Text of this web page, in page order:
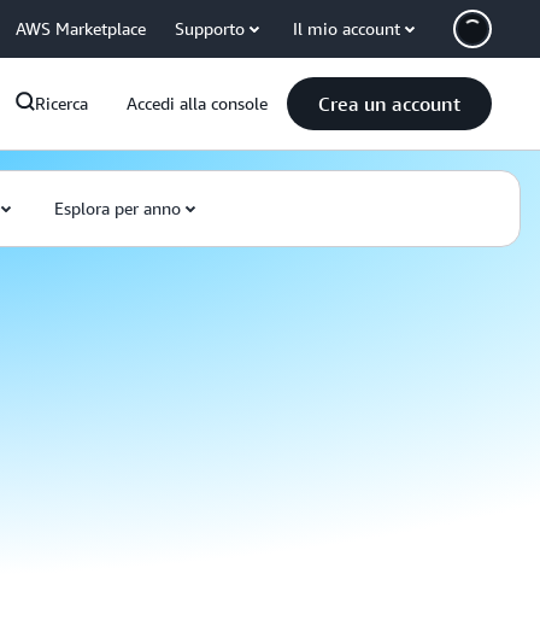
AWS Marketplace Supporto Il mio account
Ricerca Accedi alla console Crea un account
Esplora per anno